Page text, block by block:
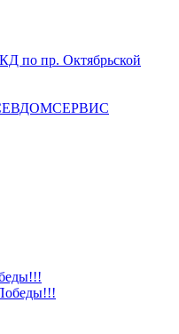
по пр. Октябрьской
СЕВДОМСЕРВИС